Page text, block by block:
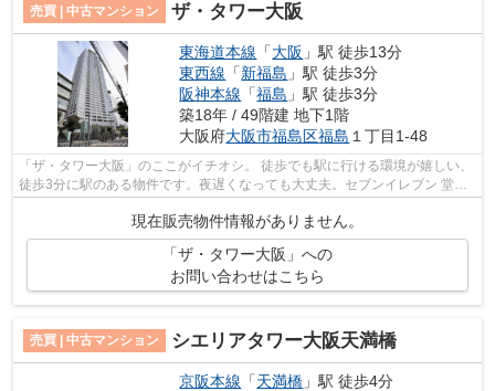
売買 | 中古マンション ザ・タワー大阪
東海道本線 「大阪 」駅 徒歩13分
東西線 「新福島 」駅 徒歩3分
阪神本線 「福島 」駅 徒歩3分
築18年 / 49階建 地下1階
大阪府大阪市福島区福島 １丁目1-48
「ザ・タワー大阪」のここがイチオシ。 徒歩でも駅に行ける環境が嬉しい、
徒歩3分に駅のある物件です。夜遅くなっても大丈夫。セブンイレブン 堂島
現在販売物件情報がありません。
「ザ・タワー大阪」への
お問い合わせはこちら
売買 | 中古マンション シエリアタワー大阪天満橋
京阪本線 「天満橋 」駅 徒歩4分